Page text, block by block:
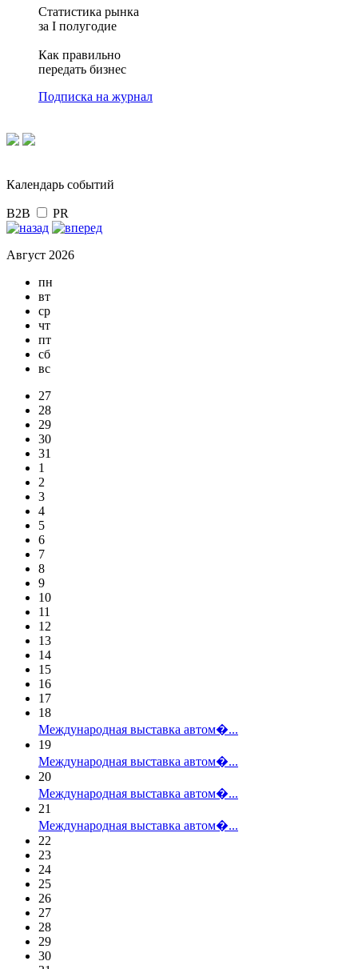
Статистика рынка
за I полугодие
Как правильно
передать бизнес
Подписка на журнал
Календарь событий
B2B PR
Август 2026
пн
вт
ср
чт
пт
сб
вс
27
28
29
30
31
1
2
3
4
5
6
7
8
9
10
11
12
13
14
15
16
17
18
Международная выставка автом�...
19
Международная выставка автом�...
20
Международная выставка автом�...
21
Международная выставка автом�...
22
23
24
25
26
27
28
29
30